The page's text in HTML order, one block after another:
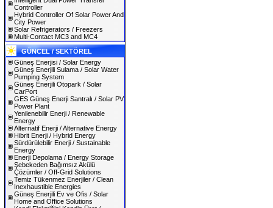
Controller
Hybrid Controller Of Solar Power And
City Power
Solar Refrigerators / Freezers
Multi-Contact MC3 and MC4
GÜNCEL / SEKTÖREL
Güneş Enerjisi / Solar Energy
Güneş Enerjili Sulama / Solar Water
Pumping System
Güneş Enerjili Otopark / Solar
CarPort
GES Güneş Enerji Santralı / Solar PV
Power Plant
Yenilenebilir Enerji / Renewable
Energy
Alternatif Enerji / Alternative Energy
Hibrit Enerji / Hybrid Energy
Sürdürülebilir Enerji / Sustainable
Energy
Enerji Depolama / Energy Storage
Şebekeden Bağımsız Akülü
Çözümler / Off-Grid Solutions
Temiz Tükenmez Enerjiler / Clean
Inexhaustible Energies
Güneş Enerjili Ev ve Ofis / Solar
Home and Office Solutions